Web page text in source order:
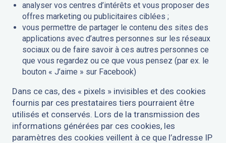
analyser vos centres d’intérêts et vous proposer des
offres marketing ou publicitaires ciblées ;
vous permettre de partager le contenu des sites des
applications avec d’autres personnes sur les réseaux
sociaux ou de faire savoir à ces autres personnes ce
que vous regardez ou ce que vous pensez (par ex. le
bouton « J’aime » sur Facebook)
Dans ce cas, des « pixels » invisibles et des cookies
fournis par ces prestataires tiers pourraient être
utilisés et conservés. Lors de la transmission des
informations générées par ces cookies, les
paramètres des cookies veillent à ce que l’adresse IP